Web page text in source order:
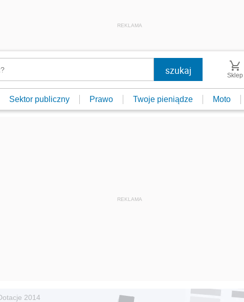
REKLAMA
Sklep
Sektor publiczny Prawo Twoje pieniądze Moto
2014